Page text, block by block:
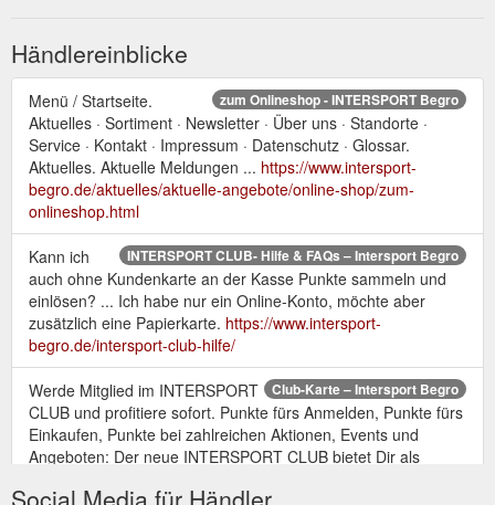
Händlereinblicke
zum Onlineshop - INTERSPORT Begro
Menü / Startseite.
Aktuelles · Sortiment · Newsletter · Über uns · Standorte ·
Service · Kontakt · Impressum · Datenschutz · Glossar.
Aktuelles. Aktuelle Meldungen ... https://www.intersport-
begro.de/aktuelles/aktuelle-angebote/online-shop/zum-
onlineshop.html
INTERSPORT CLUB- Hilfe & FAQs – Intersport Begro
Kann ich
auch ohne Kundenkarte an der Kasse Punkte sammeln und
einlösen? ... Ich habe nur ein Online-Konto, möchte aber
zusätzlich eine Papierkarte. https://www.intersport-
begro.de/intersport-club-hilfe/
Club-Karte – Intersport Begro
Werde Mitglied im INTERSPORT
CLUB und profitiere sofort. Punkte fürs Anmelden, Punkte fürs
Einkaufen, Punkte bei zahlreichen Aktionen, Events und
Angeboten: Der neue INTERSPORT CLUB bietet Dir als